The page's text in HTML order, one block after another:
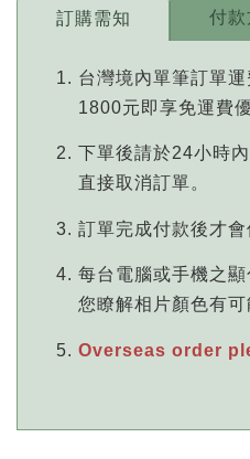
訂購需知
台灣境內單筆訂單
1800元即享免運費優
下單後請於24小時
直接取消訂單。
訂單完成付款後才會
每台電腦或手機之
您瞭解相片顏色有可
Overseas order
付款